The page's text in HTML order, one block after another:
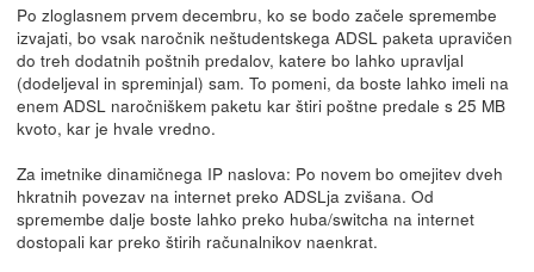
Po zloglasnem prvem decembru, ko se bodo začele spremembe
izvajati, bo vsak naročnik neštudentskega ADSL paketa upravičen
do treh dodatnih poštnih predalov, katere bo lahko upravljal
(dodeljeval in spreminjal) sam. To pomeni, da boste lahko imeli na
enem ADSL naročniškem paketu kar štiri poštne predale s 25 MB
kvoto, kar je hvale vredno.
Za imetnike dinamičnega IP naslova: Po novem bo omejitev dveh
hkratnih povezav na internet preko ADSLja zvišana. Od
spremembe dalje boste lahko preko huba/switcha na internet
dostopali kar preko štirih računalnikov naenkrat.